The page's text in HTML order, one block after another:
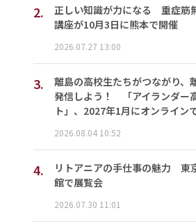
2.
正しい知識が力になる 重症筋
講座が10月3日に熊本で開催
2026.07.27 13:00
3.
離島の高校生たちがつながり、
発信しよう！ 「アイランダー
ト」、2027年1月にオンライン
2026.08.04 10:52
4.
リトアニアの手仕事の魅力 東
館で展覧会
2026.07.30 11:01